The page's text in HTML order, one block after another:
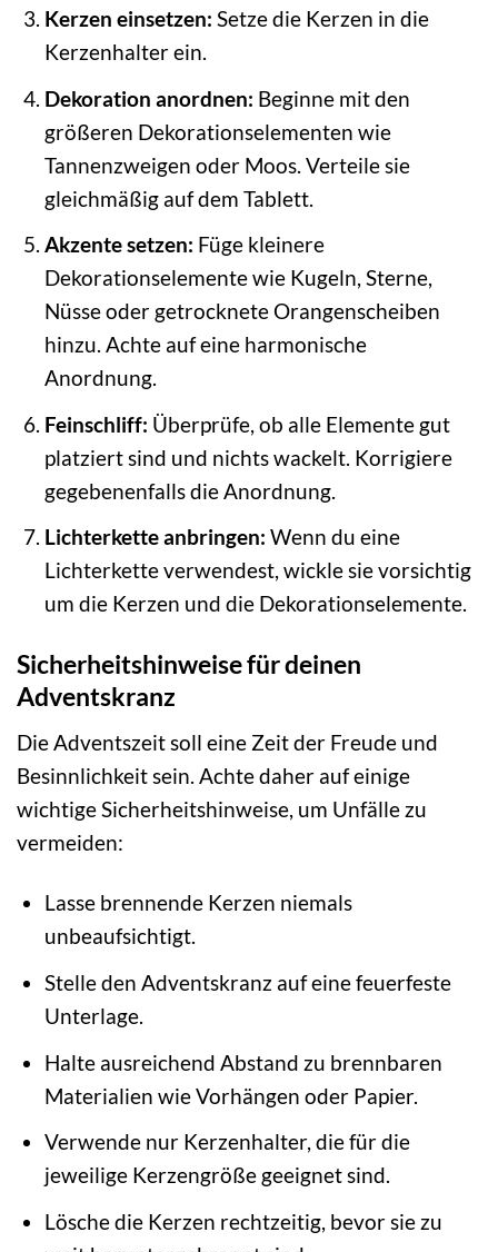
Kerzen einsetzen: Setze die Kerzen in die
Kerzenhalter ein.
Dekoration anordnen: Beginne mit den
größeren Dekorationselementen wie
Tannenzweigen oder Moos. Verteile sie
gleichmäßig auf dem Tablett.
Akzente setzen: Füge kleinere
Dekorationselemente wie Kugeln, Sterne,
Nüsse oder getrocknete Orangenscheiben
hinzu. Achte auf eine harmonische
Anordnung.
Feinschliff: Überprüfe, ob alle Elemente gut
platziert sind und nichts wackelt. Korrigiere
gegebenenfalls die Anordnung.
Lichterkette anbringen: Wenn du eine
Lichterkette verwendest, wickle sie vorsichtig
um die Kerzen und die Dekorationselemente.
Sicherheitshinweise für deinen
Adventskranz
Die Adventszeit soll eine Zeit der Freude und
Besinnlichkeit sein. Achte daher auf einige
wichtige Sicherheitshinweise, um Unfälle zu
vermeiden:
Lasse brennende Kerzen niemals
unbeaufsichtigt.
Stelle den Adventskranz auf eine feuerfeste
Unterlage.
Halte ausreichend Abstand zu brennbaren
Materialien wie Vorhängen oder Papier.
Verwende nur Kerzenhalter, die für die
jeweilige Kerzengröße geeignet sind.
Lösche die Kerzen rechtzeitig, bevor sie zu